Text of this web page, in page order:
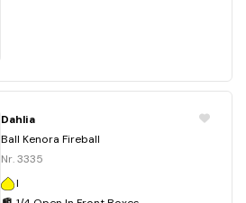
Dahlia
Ball Kenora Fireball
Nr. 3335
I